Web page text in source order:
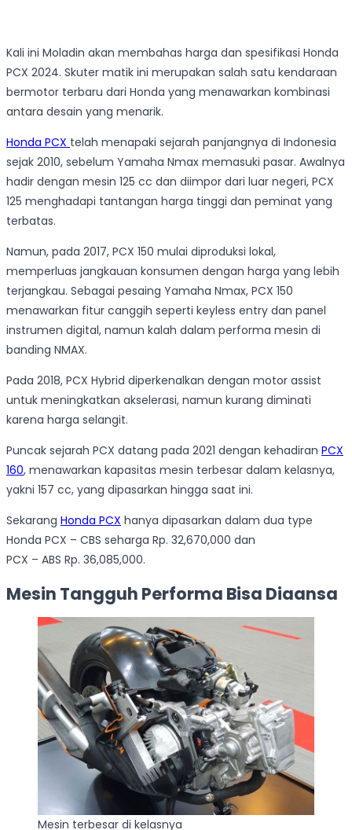
Kali ini Moladin akan membahas harga dan spesifikasi Honda
PCX 2024. Skuter matik ini merupakan salah satu kendaraan
bermotor terbaru dari Honda yang menawarkan kombinasi
antara desain yang menarik.
Honda PCX telah menapaki sejarah panjangnya di Indonesia
sejak 2010, sebelum Yamaha Nmax memasuki pasar. Awalnya
hadir dengan mesin 125 cc dan diimpor dari luar negeri, PCX
125 menghadapi tantangan harga tinggi dan peminat yang
terbatas.
Namun, pada 2017, PCX 150 mulai diproduksi lokal,
memperluas jangkauan konsumen dengan harga yang lebih
terjangkau. Sebagai pesaing Yamaha Nmax, PCX 150
menawarkan fitur canggih seperti keyless entry dan panel
instrumen digital, namun kalah dalam performa mesin di
banding NMAX.
Pada 2018, PCX Hybrid diperkenalkan dengan motor assist
untuk meningkatkan akselerasi, namun kurang diminati
karena harga selangit.
Puncak sejarah PCX datang pada 2021 dengan kehadiran PCX
160, menawarkan kapasitas mesin terbesar dalam kelasnya,
yakni 157 cc, yang dipasarkan hingga saat ini.
Sekarang Honda PCX hanya dipasarkan dalam dua type
Honda PCX – CBS seharga Rp. 32,670,000 dan
PCX – ABS Rp. 36,085,000.
Mesin Tangguh Performa Bisa Diaansa
Mesin terbesar di kelasnya